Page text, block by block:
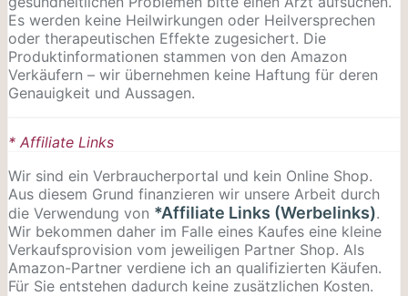
Es werden keine Heilwirkungen oder Heilversprechen
oder therapeutischen Effekte zugesichert. Die
Produktinformationen stammen von den Amazon
Verkäufern – wir übernehmen keine Haftung für deren
Genauigkeit und Aussagen.
* Affiliate Links
Wir sind ein Verbraucherportal und kein Online Shop.
Aus diesem Grund finanzieren wir unsere Arbeit durch
die Verwendung von *Affiliate Links (Werbelinks).
Wir bekommen daher im Falle eines Kaufes eine kleine
Verkaufsprovision vom jeweiligen Partner Shop. Als
Amazon-Partner verdiene ich an qualifizierten Käufen.
Für Sie entstehen dadurch keine zusätzlichen Kosten.